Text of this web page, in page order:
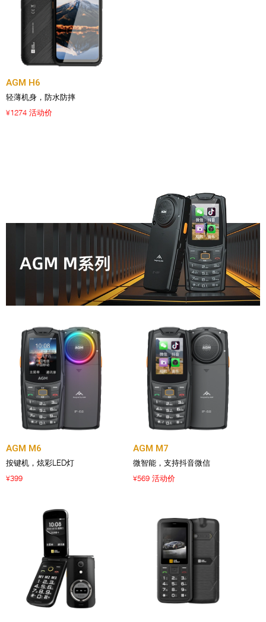
AGM H6
轻薄机身，防水防摔
¥1274 活动价
AGM M6
按键机，炫彩LED灯
¥399
AGM M7
微智能，支持抖音微信
¥569 活动价